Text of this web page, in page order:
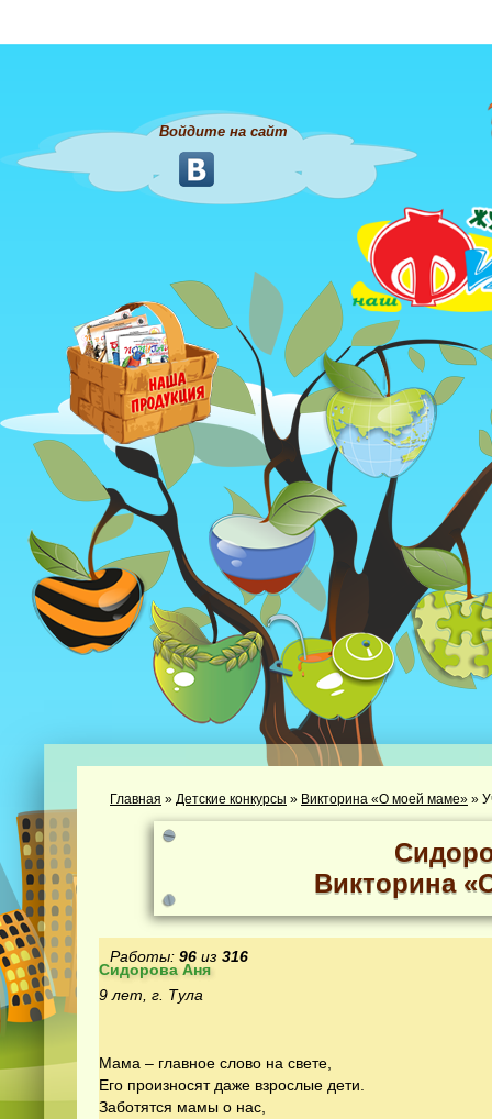
Войдите на сайт
Главная » Детские конкурсы » Викторина «О моей маме» »
Викторина
Работы: 96 из 316
Сидорова Аня
9 лет, г. Тула
Мама – главное слово на свете,
Его произносят даже взрослые дети.
Заботятся мамы о нас,